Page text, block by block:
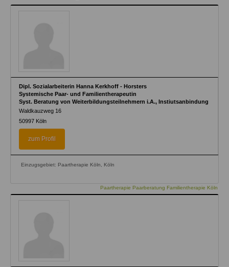
Dipl. Sozialarbeiterin Hanna Kerkhoff - Horsters
Systemische Paar- und Familientherapeutin
Syst. Beratung von Weiterbildungsteilnehmern i.A., Instiutsanbindung
Waldkauzweg 16
50997 Köln
zum Profil
Einzugsgebiet: Paartherapie Köln, Köln
Paartherapie Paarberatung Familientherapie Köln